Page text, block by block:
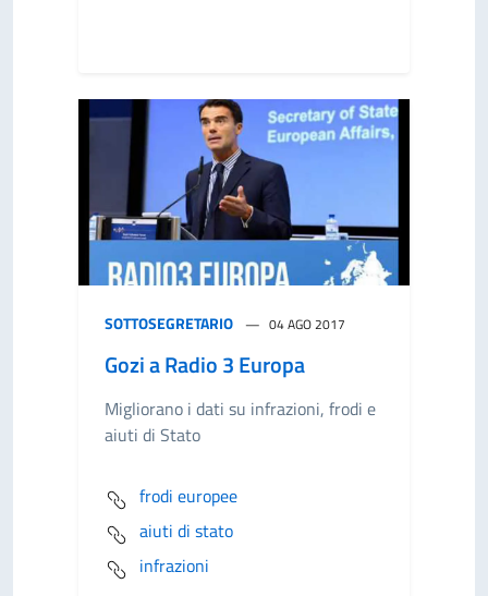
SOTTOSEGRETARIO 04 AGO 2017
Gozi a Radio 3 Europa
Migliorano i dati su infrazioni, frodi e
aiuti di Stato
frodi europee
aiuti di stato
infrazioni